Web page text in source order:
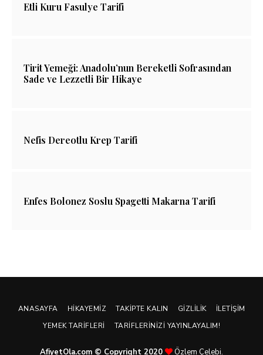
Etli Kuru Fasulye Tarifi
Tirit Yemeği: Anadolu’nun Bereketli Sofrasından
Sade ve Lezzetli Bir Hikaye
Nefis Dereotlu Krep Tarifi
Enfes Bolonez Soslu Spagetti Makarna Tarifi
ANASAYFA HIKAYEMIZ TAKIPTE KALIN GIZLILIK
İLETIŞIM
YEMEK TARIFLERI
TARIFLERINIZI YAYINLAYALIM!
AfiyetOla.com © Copyright 2020 Özlem Çelebi.